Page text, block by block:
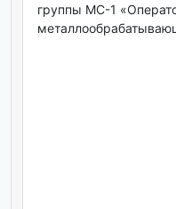
группы МС-1